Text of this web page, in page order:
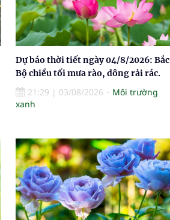
Dự báo thời tiết ngày 04/8/2026: Bắc
Bộ chiều tối mưa rào, dông rải rác.
21:29 | 03/08/2026
Môi trường
xanh